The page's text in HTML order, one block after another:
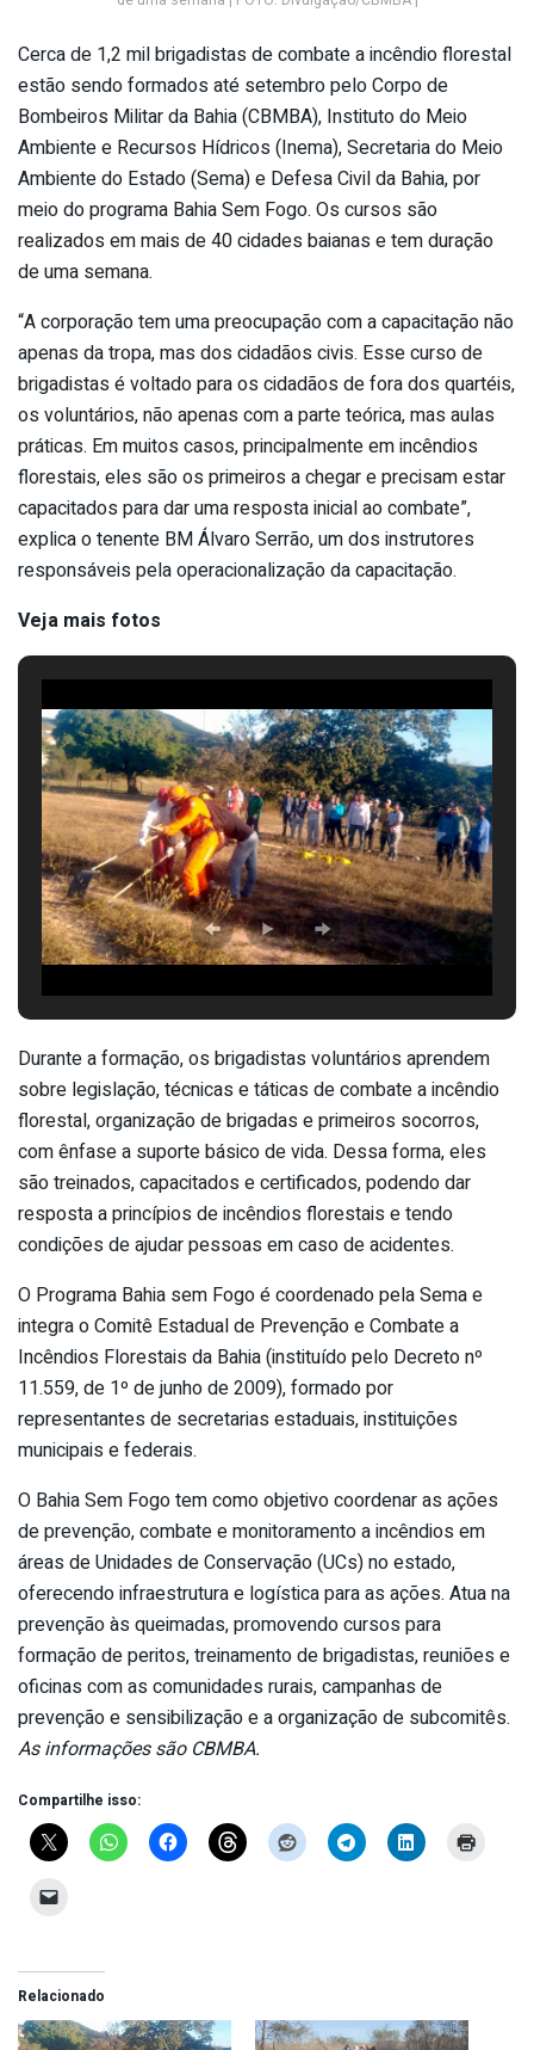
Cerca de 1,2 mil brigadistas de combate a incêndio florestal
estão sendo formados até setembro pelo Corpo de
Bombeiros Militar da Bahia (CBMBA), Instituto do Meio
Ambiente e Recursos Hídricos (Inema), Secretaria do Meio
Ambiente do Estado (Sema) e Defesa Civil da Bahia, por
meio do programa Bahia Sem Fogo. Os cursos são
realizados em mais de 40 cidades baianas e tem duração
de uma semana.
“A corporação tem uma preocupação com a capacitação não
apenas da tropa, mas dos cidadãos civis. Esse curso de
brigadistas é voltado para os cidadãos de fora dos quartéis,
os voluntários, não apenas com a parte teórica, mas aulas
práticas. Em muitos casos, principalmente em incêndios
florestais, eles são os primeiros a chegar e precisam estar
capacitados para dar uma resposta inicial ao combate”,
explica o tenente BM Álvaro Serrão, um dos instrutores
responsáveis pela operacionalização da capacitação.
Veja mais fotos
Durante a formação, os brigadistas voluntários aprendem
sobre legislação, técnicas e táticas de combate a incêndio
florestal, organização de brigadas e primeiros socorros,
com ênfase a suporte básico de vida. Dessa forma, eles
são treinados, capacitados e certificados, podendo dar
resposta a princípios de incêndios florestais e tendo
condições de ajudar pessoas em caso de acidentes.
O Programa Bahia sem Fogo é coordenado pela Sema e
integra o Comitê Estadual de Prevenção e Combate a
Incêndios Florestais da Bahia (instituído pelo Decreto nº
11.559, de 1º de junho de 2009), formado por
representantes de secretarias estaduais, instituições
municipais e federais.
O Bahia Sem Fogo tem como objetivo coordenar as ações
de prevenção, combate e monitoramento a incêndios em
áreas de Unidades de Conservação (UCs) no estado,
oferecendo infraestrutura e logística para as ações. Atua na
prevenção às queimadas, promovendo cursos para
formação de peritos, treinamento de brigadistas, reuniões e
oficinas com as comunidades rurais, campanhas de
prevenção e sensibilização e a organização de subcomitês.
As informações são CBMBA.
Compartilhe isso:
Relacionado